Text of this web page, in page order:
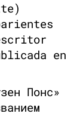
en
Понс»